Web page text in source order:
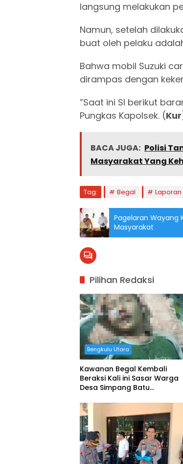
langsung melakukan
Namun, setelah
buat oleh pelaku
Bahwa mobil Suzuki
dirampas dengan
”Saat ini SI berikut
Pungkas Kapolsek. (Kur
BACA JUGA: Polisi
Masyarakat Yang
Tag: Begal Laporan
Pagelaran Wayang
Masyarakat
Pilihan Redaksi
Bengkulu Utara
Kawanan Begal Kembali
Beraksi Kali ini Sasar Warga
Desa Simpang Batu